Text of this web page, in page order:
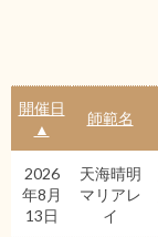
開催日
▲
師範名
2026
年8月
13日
天海晴明
マリアレ
イ